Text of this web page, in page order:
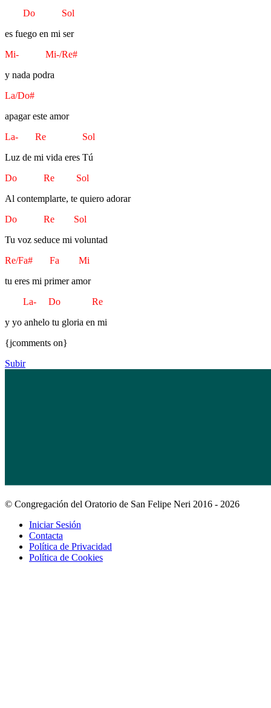
Do Sol
es fuego en mi ser
Mi- Mi-/Re#
y nada podra
La/Do#
apagar este amor
La- Re Sol
Luz de mi vida eres Tú
Do Re Sol
Al contemplarte, te quiero adorar
Do Re Sol
Tu voz seduce mi voluntad
Re/Fa# Fa Mi
tu eres mi primer amor
La- Do Re
y yo anhelo tu gloria en mi
{jcomments on}
Subir
© Congregación del Oratorio de San Felipe Neri 2016 - 2026
Iniciar Sesión
Contacta
Política de Privacidad
Política de Cookies